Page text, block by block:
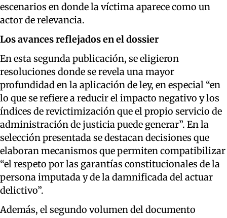
escenarios en donde la víctima aparece como un
actor de relevancia.
Los avances reflejados en el dossier
En esta segunda publicación, se eligieron
resoluciones donde se revela una mayor
profundidad en la aplicación de ley, en especial “en
lo que se refiere a reducir el impacto negativo y los
índices de revictimización que el propio servicio de
administración de justicia puede generar”. En la
selección presentada se destacan decisiones que
elaboran mecanismos que permiten compatibilizar
“el respeto por las garantías constitucionales de la
persona imputada y de la damnificada del actuar
delictivo”.
Además, el segundo volumen del documento